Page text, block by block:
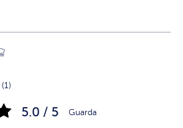
(1)
5.0 / 5 Guarda